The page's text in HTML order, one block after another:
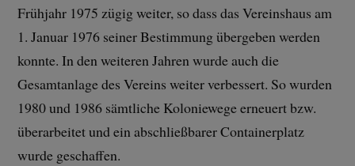
Frühjahr 1975 zügig weiter, so dass das Vereinshaus am
1. Januar 1976 seiner Bestimmung übergeben werden
konnte. In den weiteren Jahren wurde auch die
Gesamtanlage des Vereins weiter verbessert. So wurden
1980 und 1986 sämtliche Koloniewege erneuert bzw.
überarbeitet und ein abschließbarer Containerplatz
wurde geschaffen.